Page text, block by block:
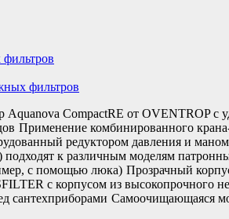
фильтров
CompactRE от OVENTROP
Применение комбинированного
редуктором давления и
к различным моделям
с помощью люка) Прозрачный
с корпусом из высокопрочного
сантехприборами Самоочищающаяся